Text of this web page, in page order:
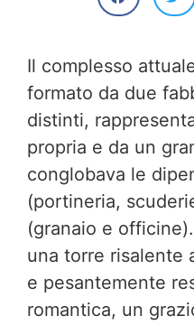
Il complesso
formato da due
distinti,
propria e da un
conglobava le
(portineria,
(granaio e
una torre risalente
e pesantemente
romantica, un